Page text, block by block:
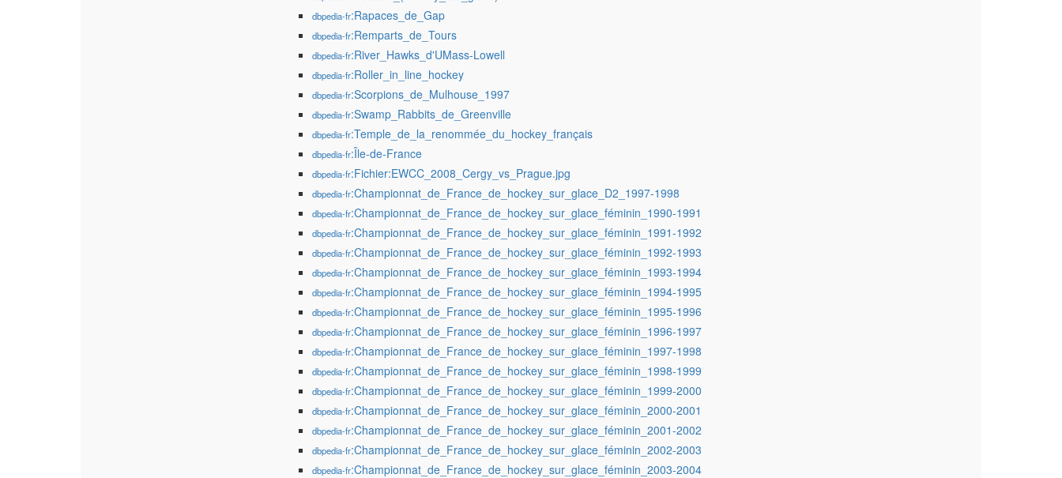
dbpedia-fr:Rapaces_de_Gap
dbpedia-fr:Remparts_de_Tours
dbpedia-fr:River_Hawks_d'UMass-Lowell
dbpedia-fr:Roller_in_line_hockey
dbpedia-fr:Scorpions_de_Mulhouse_1997
dbpedia-fr:Swamp_Rabbits_de_Greenville
dbpedia-fr:Temple_de_la_renommée_du_hockey_français
dbpedia-fr:Île-de-France
dbpedia-fr:Fichier:EWCC_2008_Cergy_vs_Prague.jpg
dbpedia-fr:Championnat_de_France_de_hockey_sur_glace_D2_1997-1998
dbpedia-fr:Championnat_de_France_de_hockey_sur_glace_féminin_1990-1991
dbpedia-fr:Championnat_de_France_de_hockey_sur_glace_féminin_1991-1992
dbpedia-fr:Championnat_de_France_de_hockey_sur_glace_féminin_1992-1993
dbpedia-fr:Championnat_de_France_de_hockey_sur_glace_féminin_1993-1994
dbpedia-fr:Championnat_de_France_de_hockey_sur_glace_féminin_1994-1995
dbpedia-fr:Championnat_de_France_de_hockey_sur_glace_féminin_1995-1996
dbpedia-fr:Championnat_de_France_de_hockey_sur_glace_féminin_1996-1997
dbpedia-fr:Championnat_de_France_de_hockey_sur_glace_féminin_1997-1998
dbpedia-fr:Championnat_de_France_de_hockey_sur_glace_féminin_1998-1999
dbpedia-fr:Championnat_de_France_de_hockey_sur_glace_féminin_1999-2000
dbpedia-fr:Championnat_de_France_de_hockey_sur_glace_féminin_2000-2001
dbpedia-fr:Championnat_de_France_de_hockey_sur_glace_féminin_2001-2002
dbpedia-fr:Championnat_de_France_de_hockey_sur_glace_féminin_2002-2003
dbpedia-fr:Championnat_de_France_de_hockey_sur_glace_féminin_2003-2004